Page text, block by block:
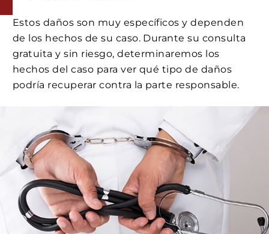
Estos daños son muy específicos y dependen
de los hechos de su caso. Durante su consulta
gratuita y sin riesgo, determinaremos los
hechos del caso para ver qué tipo de daños
podría recuperar contra la parte responsable.